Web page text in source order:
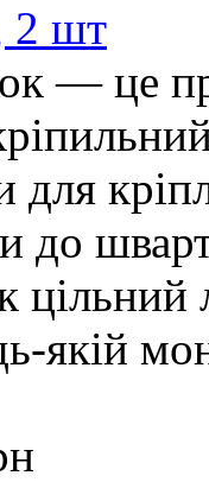
2 шт
— це
для
до
цільний
якій